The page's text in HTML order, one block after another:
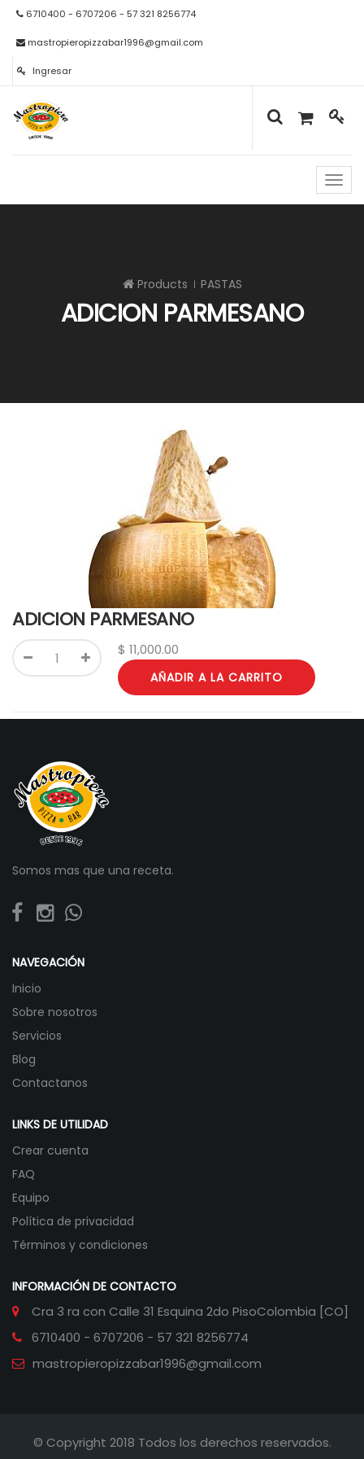
6710400 - 6707206 - 57 321 8256774
mastropieropizzabar1996@gmail.com
Ingresar
de
Products PASTAS
ADICION PARMESANO
ADICION PARMESANO
$ 11,000.00
AÑADIR A LA CARRITO
Somos mas que una receta.
NAVEGACIÓN
Inicio
Sobre nosotros
Servicios
Blog
Contactanos
LINKS DE UTILIDAD
Crear cuenta
FAQ
Equipo
Política de privacidad
Términos y condiciones
INFORMACIÓN DE CONTACTO
Cra 3 ra con Calle 31 Esquina 2do PisoColombia [CO]
6710400 - 6707206 - 57 321 8256774
mastropieropizzabar1996@gmail.com
© Copyright 2018 Todos los derechos reservados.